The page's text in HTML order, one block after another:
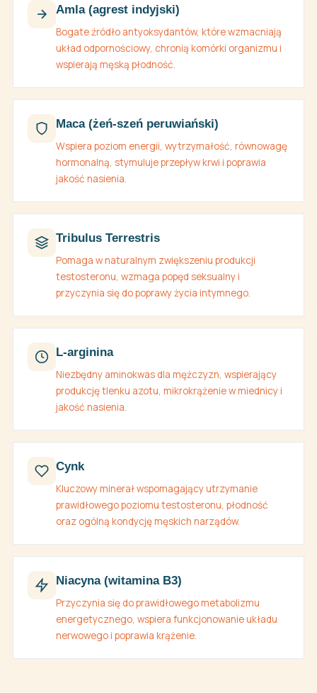
Amla (agrest indyjski)
Bogate źródło antyoksydantów, które wzmacniają
układ odpornościowy, chronią komórki organizmu i
wspierają męską płodność.
Maca (żeń-szeń peruwiański)
Wspiera poziom energii, wytrzymałość, równowagę
hormonalną, stymuluje przepływ krwi i poprawia
jakość nasienia.
Tribulus Terrestris
Pomaga w naturalnym zwiększeniu produkcji
testosteronu, wzmaga popęd seksualny i
przyczynia się do poprawy życia intymnego.
L-arginina
Niezbędny aminokwas dla mężczyzn, wspierający
produkcję tlenku azotu, mikrokrążenie w miednicy i
jakość nasienia.
Cynk
Kluczowy minerał wspomagający utrzymanie
prawidłowego poziomu testosteronu, płodność
oraz ogólną kondycję męskich narządów.
Niacyna (witamina B3)
Przyczynia się do prawidłowego metabolizmu
energetycznego, wspiera funkcjonowanie układu
nerwowego i poprawia krążenie.